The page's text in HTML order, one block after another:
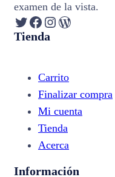
examen de la vista.
Twitter Facebook Instagram WordPress
Tienda
Carrito
Finalizar compra
Mi cuenta
Tienda
Acerca
Información